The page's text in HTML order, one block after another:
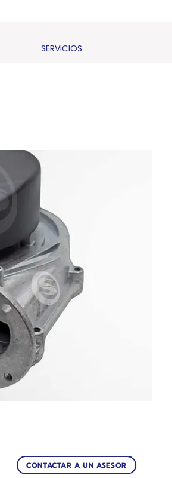
SERVICIOS
CONTACTAR A UN ASESOR